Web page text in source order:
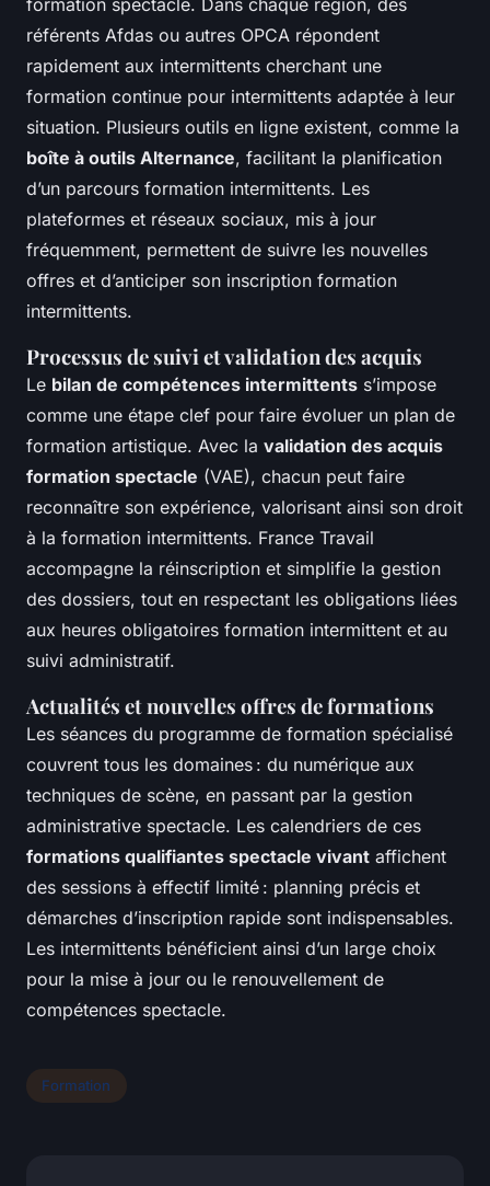
référents Afdas ou autres OPCA répondent
rapidement aux intermittents cherchant une
formation continue pour intermittents adaptée à leur
situation. Plusieurs outils en ligne existent, comme la
boîte à outils Alternance, facilitant la planification
d’un parcours formation intermittents. Les
plateformes et réseaux sociaux, mis à jour
fréquemment, permettent de suivre les nouvelles
offres et d’anticiper son inscription formation
intermittents.
Processus de suivi et validation des acquis
Le bilan de compétences intermittents s’impose
comme une étape clef pour faire évoluer un plan de
formation artistique. Avec la validation des acquis
formation spectacle (VAE), chacun peut faire
reconnaître son expérience, valorisant ainsi son droit
à la formation intermittents. France Travail
accompagne la réinscription et simplifie la gestion
des dossiers, tout en respectant les obligations liées
aux heures obligatoires formation intermittent et au
suivi administratif.
Actualités et nouvelles offres de formations
Les séances du programme de formation spécialisé
couvrent tous les domaines : du numérique aux
techniques de scène, en passant par la gestion
administrative spectacle. Les calendriers de ces
formations qualifiantes spectacle vivant affichent
des sessions à effectif limité : planning précis et
démarches d’inscription rapide sont indispensables.
Les intermittents bénéficient ainsi d’un large choix
pour la mise à jour ou le renouvellement de
compétences spectacle.
Formation